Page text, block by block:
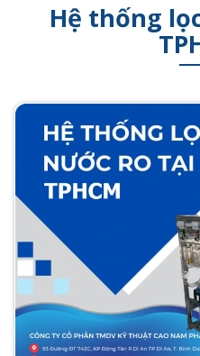
Hệ thống